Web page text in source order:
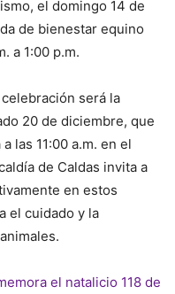
el domingo 14 de
de bienestar equino
a 1:00 p.m.
será la
20 de diciembre, que
las 11:00 a.m. en el
de Caldas invita a
en estos
el cuidado y la
el natalicio 118 de